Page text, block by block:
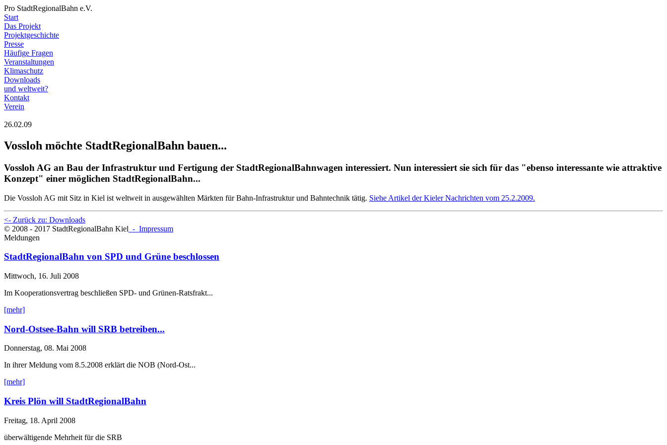
Pro StadtRegionalBahn e.V.
Start
Das Projekt
Projektgeschichte
Presse
Häufige Fragen
Veranstaltungen
Klimaschutz
Downloads
und weltweit?
Kontakt
Verein
26.02.09
Vossloh möchte StadtRegionalBahn bauen...
Vossloh AG an Bau der Infrastruktur und Fertigung der StadtRegionalBahnwagen interessiert. Nun interessiert sie sich für das "ebenso interessante wie attraktive
Konzept" einer möglichen StadtRegionalBahn...
Die Vossloh AG mit Sitz in Kiel ist weltweit in ausgewählten Märkten für Bahn-Infrastruktur und Bahntechnik tätig. Siehe Artikel der Kieler Nachrichten vom 25.2.2009.
<- Zurück zu: Downloads
© 2008 - 2017 StadtRegionalBahn Kiel - Impressum
Meldungen
StadtRegionalBahn von SPD und Grüne beschlossen
Mittwoch, 16. Juli 2008
Im Kooperationsvertrag beschließen SPD- und Grünen-Ratsfrakt...
[mehr]
Nord-Ostsee-Bahn will SRB betreiben...
Donnerstag, 08. Mai 2008
In ihrer Meldung vom 8.5.2008 erklärt die NOB (Nord-Ost...
[mehr]
Kreis Plön will StadtRegionalBahn
Freitag, 18. April 2008
überwältigende Mehrheit für die SRB